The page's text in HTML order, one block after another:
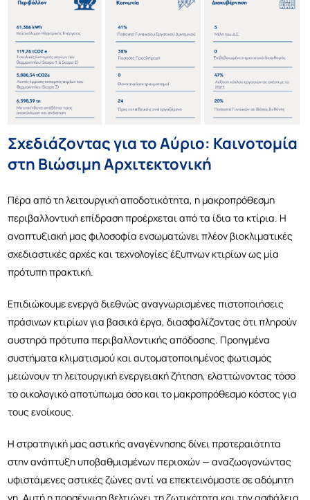
Σχεδιάζοντας για το Αύριο: Καινοτομία
στη Βιώσιμη Αρχιτεκτονική
Πέρα από τη λειτουργική αποδοτικότητα, η μακροπρόθεσμη
περιβαλλοντική επίδραση προέρχεται από τα ίδια τα κτίρια. Η
αναπτυξιακή μας φιλοσοφία ενσωματώνει πλέον βιοκλιματικές
σχεδιαστικές αρχές και τεχνολογίες έξυπνων κτιρίων ως μία
πρότυπη πρακτική.
Επιδιώκουμε ενεργά διεθνώς αναγνωρισμένες πιστοποιήσεις
πράσινων κτιρίων για βασικά έργα, διασφαλίζοντας ότι πληρούν
αυστηρά πρότυπα περιβαλλοντικής απόδοσης. Προηγμένα
συστήματα κλιματισμού και αυτοματοποιημένος φωτισμός
μειώνουν τη λειτουργική ενεργειακή ζήτηση, ελαττώνοντας τόσο
το οικολογικό αποτύπωμα όσο και το μακροπρόθεσμο κόστος για
τους ενοίκους.
Η στρατηγική μας αστικής αναγέννησης δίνει προτεραιότητα
στην ανάπτυξη υποβαθμισμένων περιοχών — αναζωογονώντας
υφιστάμενες αστικές ζώνες αντί να επεκτεινόμαστε σε αδόμητη